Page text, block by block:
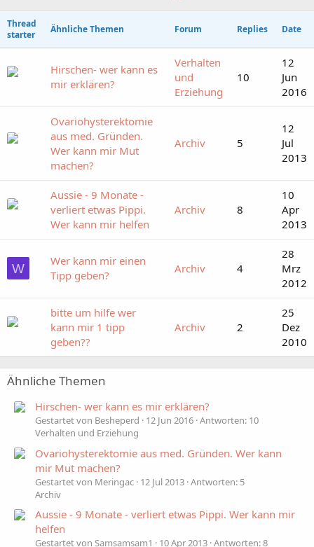
Thread
starter
Ähnliche Themen Forum Replies Date
Hirschen- wer kann es
mir erklären?
Verhalten
und
Erziehung
10
12
Jun
2016
Ovariohysterektomie
aus med. Gründen.
Wer kann mir Mut
machen?
Archiv 5
12
Jul
2013
Aussie - 9 Monate -
verliert etwas Pippi.
Wer kann mir helfen
Archiv 8
10
Apr
2013
W
Wer kann mir einen
Tipp geben?
Archiv 4
28
Mrz
2012
bitte um hilfe wer
kann mir 1 tipp
geben??
Archiv 2
25
Dez
2010
Ähnliche Themen
Hirschen- wer kann es mir erklären?
Gestartet von Besheperd 12 Jun 2016 Antworten: 10
Verhalten und Erziehung
Ovariohysterektomie aus med. Gründen. Wer kann
mir Mut machen?
Gestartet von Meringac 12 Jul 2013 Antworten: 5
Archiv
Aussie - 9 Monate - verliert etwas Pippi. Wer kann mir
helfen
Gestartet von Samsamsam1 10 Apr 2013 Antworten: 8